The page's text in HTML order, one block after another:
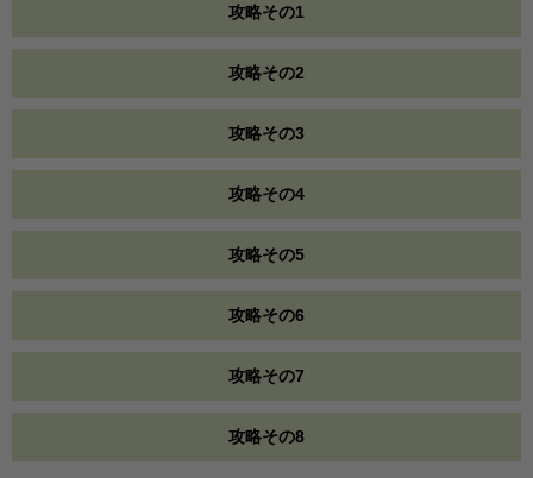
攻略その1
攻略その2
攻略その3
攻略その4
攻略その5
攻略その6
攻略その7
攻略その8